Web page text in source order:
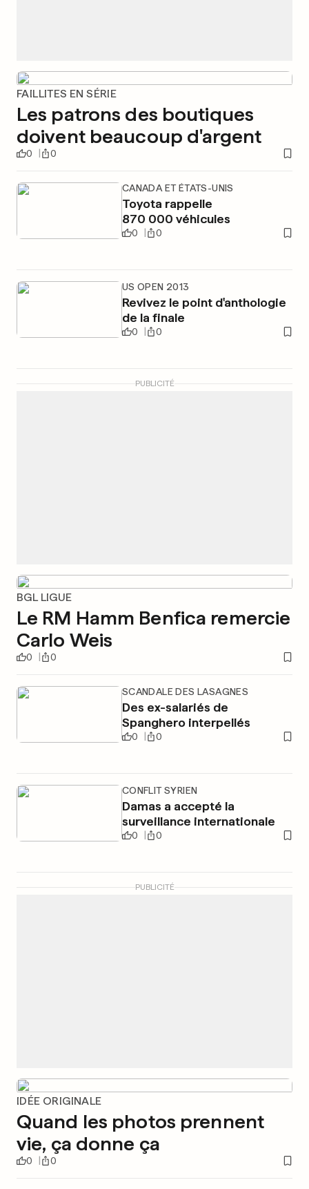
FAILLITES EN SÉRIE
Les patrons des boutiques
doivent beaucoup d'argent
0 0
CANADA ET ÉTATS-UNIS
Toyota rappelle
870 000 véhicules
0 0
US OPEN 2013
Revivez le point d'anthologie
de la finale
0 0
PUBLICITÉ
BGL LIGUE
Le RM Hamm Benfica remercie
Carlo Weis
0 0
SCANDALE DES LASAGNES
Des ex-salariés de
Spanghero interpellés
0 0
CONFLIT SYRIEN
Damas a accepté la
surveillance internationale
0 0
PUBLICITÉ
IDÉE ORIGINALE
Quand les photos prennent
vie, ça donne ça
0 0